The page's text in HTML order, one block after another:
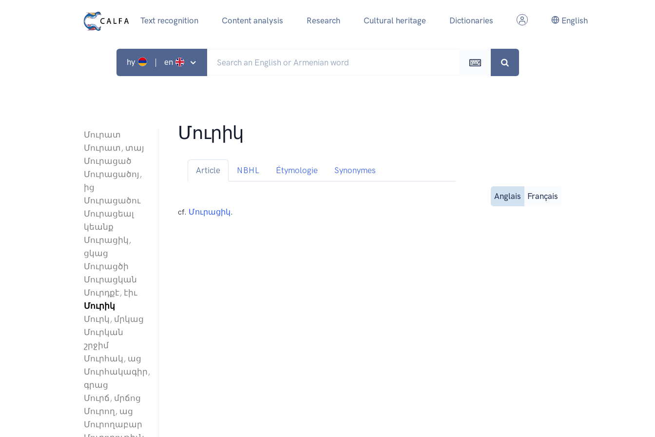
Text recognition Content analysis Research Cultural heritage Dictionaries English
hy | en
Մուրատ
Մուրատ, տայ
Մուրացած
Մուրացածոյ,
ից
Մուրացածու
Մուրացեալ
կեանք
Մուրացիկ,
ցկաց
Մուրացծի
Մուրացկան
Մուրդքէ, էիւ
Մուրիկ
Մուրկ, մրկաց
Մուրկան
շրջիմ
Մուրհակ, աց
Մուրհակագիր,
գրաց
Մուրճ, մրճոց
Մուրող, աց
Մուրողաբար
Մուրիկ
Article NBHL Étymologie Synonymes
Anglais Français
cf. Մուրացիկ.